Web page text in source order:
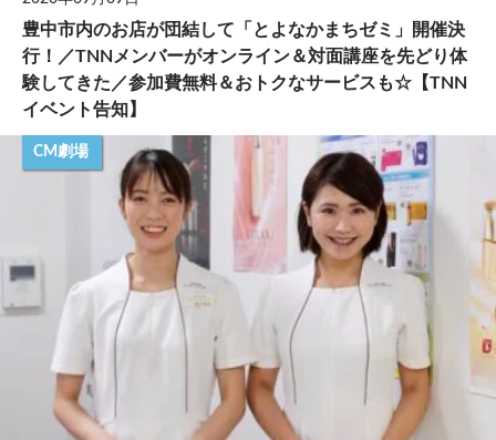
豊中市内のお店が団結して「とよなかまちゼミ」開催決
行！／TNNメンバーがオンライン＆対面講座を先どり体
験してきた／参加費無料＆おトクなサービスも☆【TNN
イベント告知】
CM劇場